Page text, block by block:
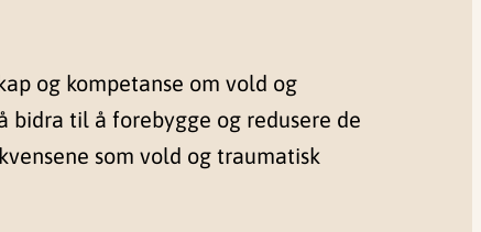
og kompetanse om vold og
bidra til å forebygge og redusere de
som vold og traumatisk